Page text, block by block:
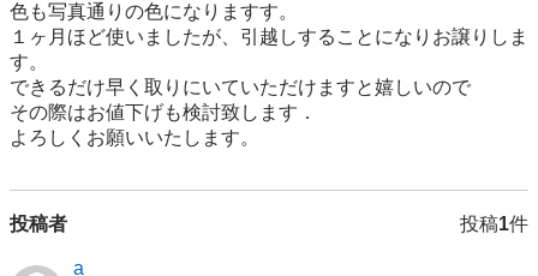
色も写真通りの色になりますす。
１ヶ月ほど使いましたが、引越しすることになりお譲りしま
す。
できるだけ早く取りにいていただけますと嬉しいので
その際はお値下げも検討致します．
よろしくお願いいたします。
投稿者 投稿1件
a